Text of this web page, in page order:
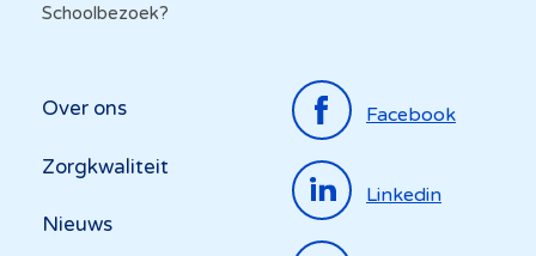
Schoolbezoek?
Top
menu
Over ons
Zorgkwaliteit
Nieuws
Facebook
Linkedin